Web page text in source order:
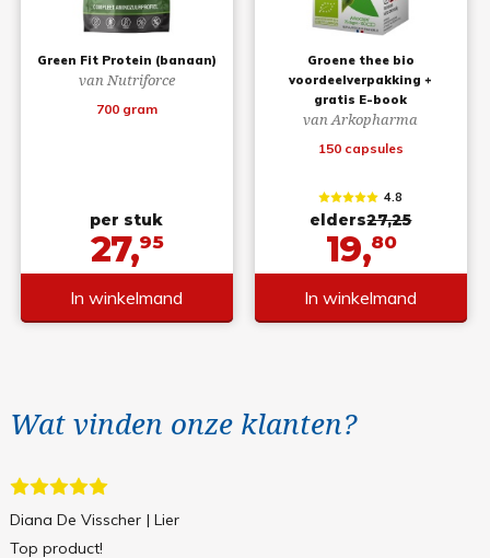
Green Fit Protein (banaan)
van Nutriforce
700 gram
per stuk
27,95
In winkelmand
Groene thee bio
voordeelverpakking +
gratis E-book
van Arkopharma
150 capsules
4.8
elders27,25
19,80
In winkelmand
Wat vinden onze klanten?
Diana De Visscher | Lier
Top product!